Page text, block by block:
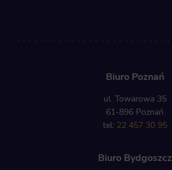
Biuro Poznań
ul. Towarowa 35
61-896 Poznań
tel: 22 457 30 95
Biuro Bydgoszcz